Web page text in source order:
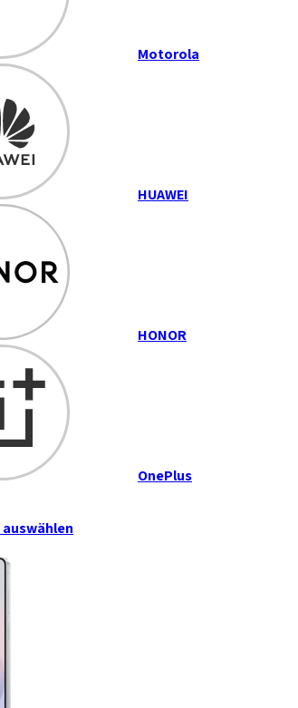
Motorola
HUAWEI
HONOR
OnePlus
auswählen